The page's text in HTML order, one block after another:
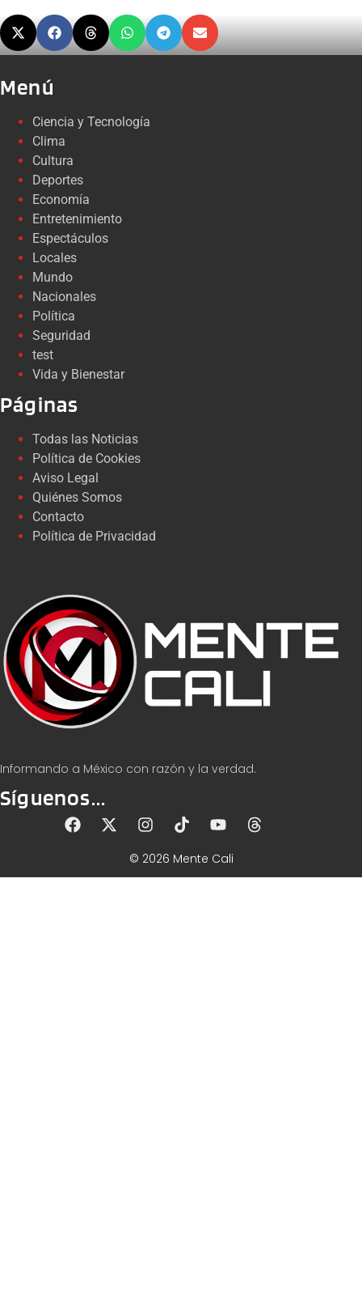
Informando a México con razón y la verdad.
Síguenos...
Menú
Ciencia y Tecnología
Clima
Cultura
Deportes
Economía
Entretenimiento
Espectáculos
Locales
Mundo
Nacionales
Política
Seguridad
test
Vida y Bienestar
Páginas
Todas las Noticias
Política de Cookies
Aviso Legal
Quiénes Somos
Contacto
Política de Privacidad
© 2026 Mente Cali